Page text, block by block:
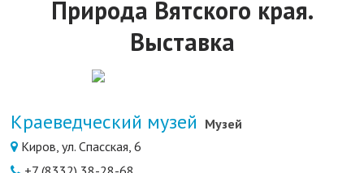
Природа Вятского края.
Выставка
Краеведческий музей Музей
Киров, ул. Cпасская, 6